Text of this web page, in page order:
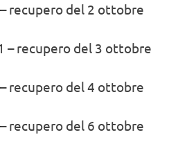
recupero del 2 ottobre
– recupero del 3 ottobre
recupero del 4 ottobre
recupero del 6 ottobre